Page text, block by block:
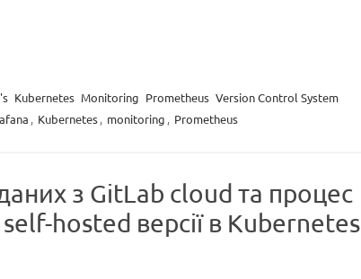
Kubernetes Monitoring Prometheus Version Control System
, Kubernetes, monitoring , Prometheus
з GitLab cloud та процес
hosted версії в Kubernetes